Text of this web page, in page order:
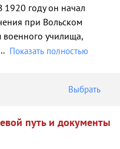
1920 году он начал
при Вольском
военного училища,
Показать полностью
Выбрать
путь и документы